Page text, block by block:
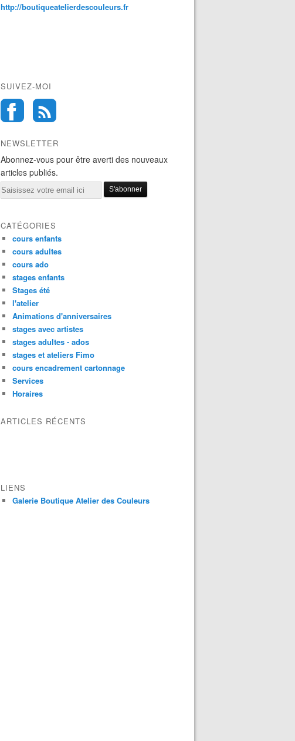
http://boutiqueatelierdescouleurs.fr
SUIVEZ-MOI
NEWSLETTER
Abonnez-vous pour être averti des nouveaux
articles publiés.
Email
CATÉGORIES
cours enfants
cours adultes
cours ado
stages enfants
Stages été
l'atelier
Animations d'anniversaires
stages avec artistes
stages adultes - ados
stages et ateliers Fimo
cours encadrement cartonnage
Services
Horaires
ARTICLES RÉCENTS
LIENS
Galerie Boutique Atelier des Couleurs